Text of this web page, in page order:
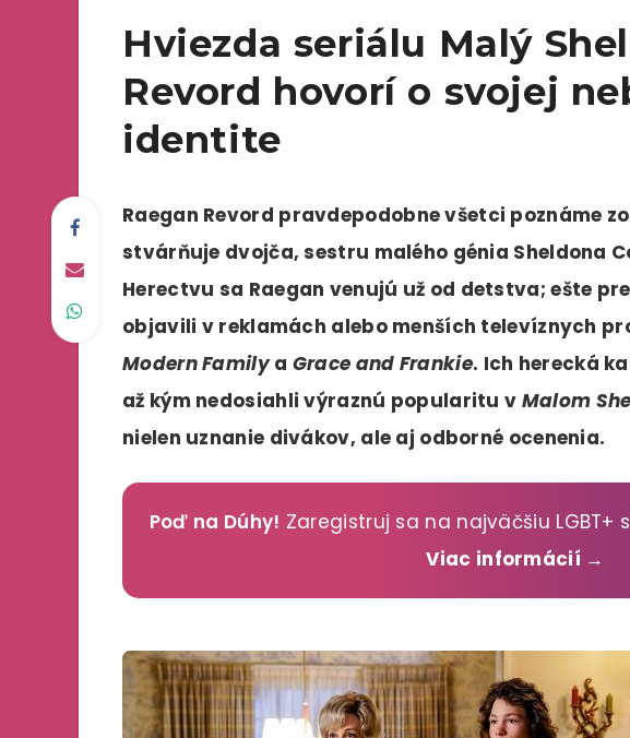
Hviezda seriálu Malý
Revord hovorí o svojej
identite
Raegan Revord pravdepodobne všetci poznáme
stvárňuje dvojča, sestru malého génia Sheldona
Herectvu sa Raegan venujú už od detstva; ešte
objavili v reklamách alebo menších televíznych
Modern Familya Grace and Frankie. Ich herecká
až kým nedosiahli výraznú popularitu v Malom
nielen uznanie divákov, ale aj odborné ocenenia.
Poď na Dúhy! Zaregistruj sa na najväčšiu LGBT+
Viac informácií →